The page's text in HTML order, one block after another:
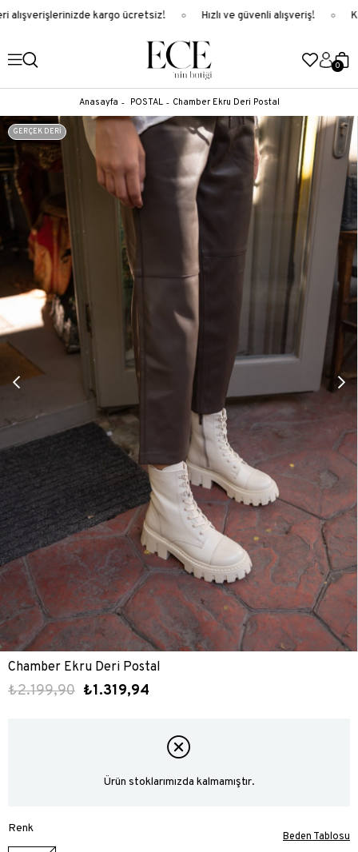
alışverişlerinizde kargo ücretsiz! Hızlı ve güvenli alışveriş!
0
Anasayfa POSTAL Chamber Ekru Deri Postal
GERÇEK DERİ
Chamber Ekru Deri Postal
₺2.199,90 ₺1.319,94
Ürün stoklarımızda kalmamıştır.
Renk
Beden Tablosu